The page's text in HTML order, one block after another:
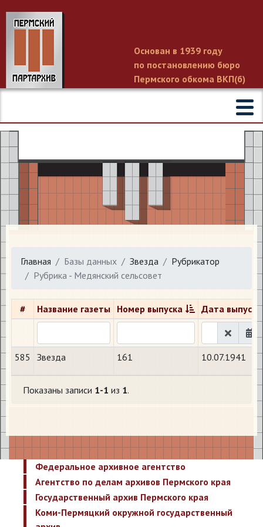
Основан в 1939 году
по постановлению бюро
Пермского обкома ВКП(б)
Главная Базы данных Звезда
Рубрикатор
Рубрика - Медянский сельсовет
# Название газеты Номер выпуска Дата выпуска
585 Звезда 161 10.07.1941
Показаны записи 1-1 из 1.
Федеральное архивное агентство
Агентство по делам архивов Пермского края
Государственный архив Пермского края
Коми-Пермяцкий окружной государственный